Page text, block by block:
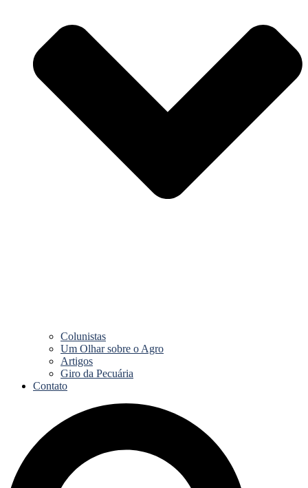
Colunistas
Um Olhar sobre o Agro
Artigos
Giro da Pecuária
Contato